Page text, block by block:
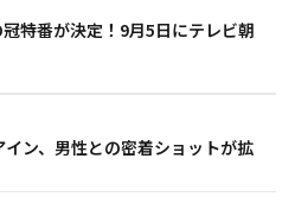
特番が決定！9月5日にテレビ朝
ン、男性との密着ショットが拡